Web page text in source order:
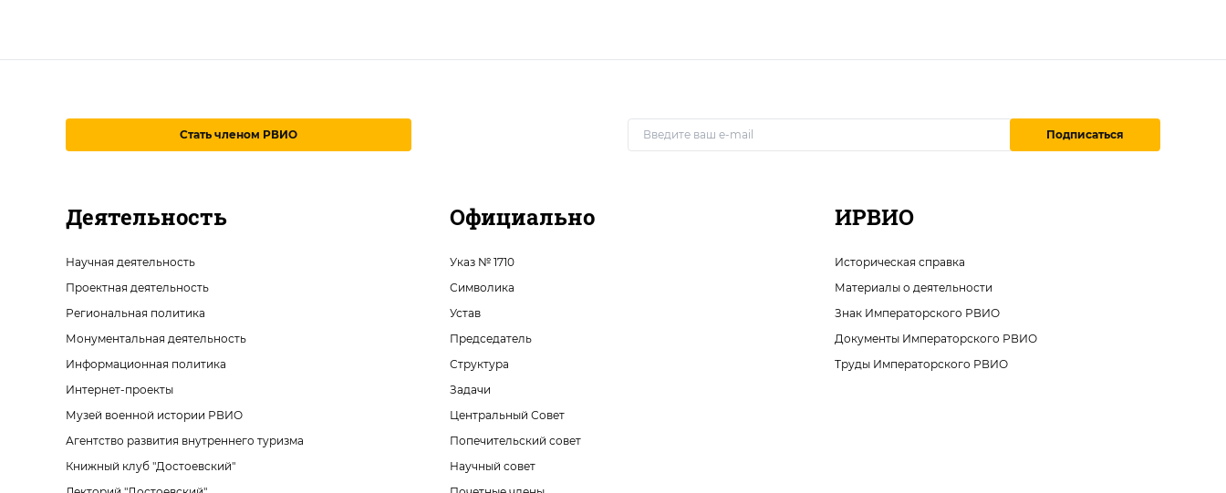
Стать членом РВИО Подписаться
Деятельность
Научная деятельность
Проектная деятельность
Региональная политика
Монументальная деятельность
Информационная политика
Интернет-проекты
Музей военной истории РВИО
Агентство развития внутреннего туризма
Книжный клуб "Достоевский"
Официально
Указ № 1710
Символика
Устав
Председатель
Структура
Задачи
Центральный Совет
Попечительский совет
Научный совет
ИРВИО
Историческая справка
Материалы о деятельности
Знак Императорского РВИО
Документы Императорского РВИО
Труды Императорского РВИО